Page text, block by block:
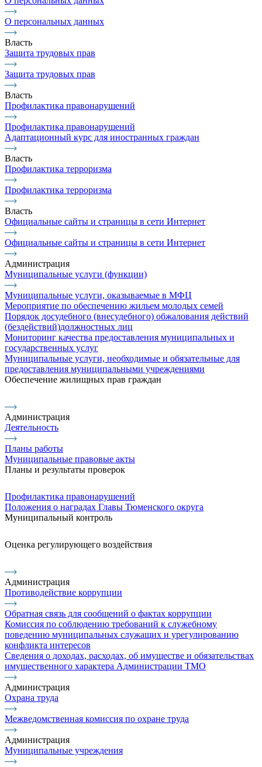
О персональных данных
Власть
Защита трудовых прав
Защита трудовых прав
Власть
Профилактика правонарушений
Профилактика правонарушений
Адаптационный курс для иностранных граждан
Власть
Профилактика терроризма
Профилактика терроризма
Власть
Официальные сайты и страницы в сети Интернет
Официальные сайты и страницы в сети Интернет
Администрация
Муниципальные услуги (функции)
Муниципальные услуги, оказываемые в МФЦ
Мероприятие по обеспечению жильем молодых семей
Порядок досудебного (внесудебного) обжалования действий
(бездействий)должностных лиц
Мониторинг качества предоставления муниципальных и
государственных услуг
Муниципальные услуги, необходимые и обязательные для
предоставления муниципальными учреждениями
Обеспечение жилищных прав граждан
Администрация
Деятельность
Планы работы
Муниципальные правовые акты
Планы и результаты проверок
Профилактика правонарушений
Положения о наградах Главы Тюменского округа
Муниципальный контроль
Оценка регулирующего воздействия
Администрация
Противодействие коррупции
Обратная связь для сообщений о фактах коррупции
Комиссия по соблюдению требований к служебному
поведению муниципальных служащих и урегулированию
конфликта интересов
Сведения о доходах, расходах, об имуществе и обязательствах
имущественного характера Администрации ТМО
Администрация
Охрана труда
Межведомственная комиссия по охране труда
Администрация
Муниципальные учреждения